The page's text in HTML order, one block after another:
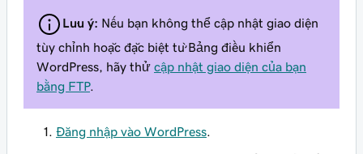
Lưu ý: Nếu bạn không thể cập nhật giao diện
tùy chỉnh hoặc đặc biệt từ Bảng điều khiển
WordPress, hãy thử cập nhật giao diện của bạn
bằng FTP.
Đăng nhập vào WordPress